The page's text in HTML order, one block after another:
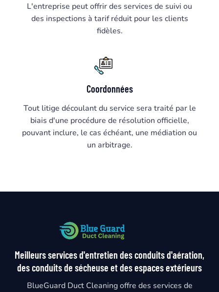
L'entreprise peut offrir des services de suivi ou
des inspections à tarif réduit pour les clients
fidèles.
Coordonnées
Tout litige découlant du service sera traité par le
biais d'une procédure de résolution officielle,
pouvant inclure, le cas échéant, une médiation ou
un arbitrage.
Meilleurs services d'entretien des conduits d'aération,
des conduits de sécheuse et des espaces extérieurs
BlueGuard Duct Cleaning offre des services de